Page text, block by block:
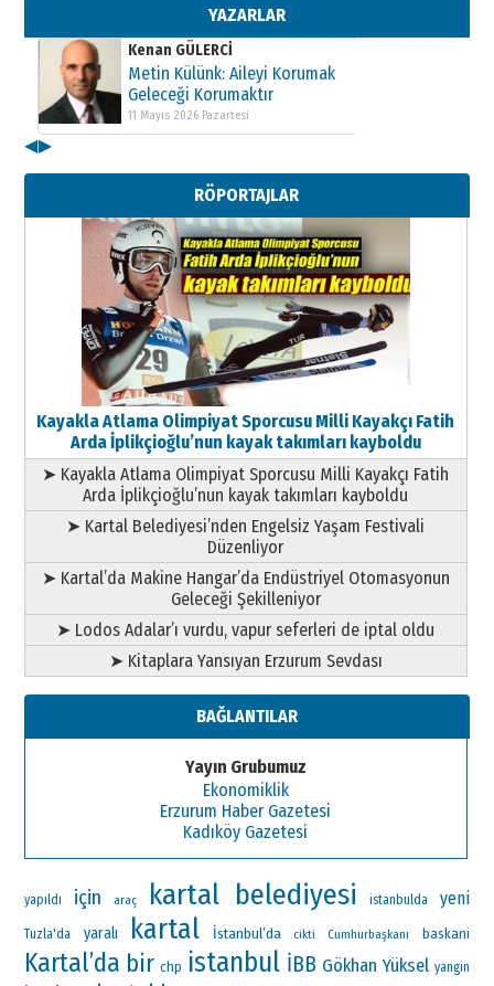
YAZARLAR
11 Mayıs 2026 Pazartesi
Kenan GÜLERCİ
Metin Külünk: Aileyi Korumak
Geleceği Korumaktır
11 Mayıs 2026 Pazartesi
Metin Külünk: Aileyi Korumak
Geleceği Korumaktır
11 Mayıs 2026 Pazartesi
◀▶
RÖPORTAJLAR
Kayakla Atlama Olimpiyat Sporcusu Milli Kayakçı Fatih
Arda İplikçioğlu’nun kayak takımları kayboldu
➤ Kayakla Atlama Olimpiyat Sporcusu Milli Kayakçı Fatih
Arda İplikçioğlu’nun kayak takımları kayboldu
➤ Kartal Belediyesi’nden Engelsiz Yaşam Festivali
Düzenliyor
➤ Kartal’da Makine Hangar’da Endüstriyel Otomasyonun
Geleceği Şekilleniyor
➤ Lodos Adalar’ı vurdu, vapur seferleri de iptal oldu
➤ Kitaplara Yansıyan Erzurum Sevdası
BAĞLANTILAR
Yayın Grubumuz
Ekonomiklik
Erzurum Haber Gazetesi
Kadıköy Gazetesi
yapıldı için araç kartal belediyesi istanbulda yeni
Tuzla'da yaralı kartal İstanbul’da cikti Cumhurbaşkanı baskani
Kartal’da bir chp istanbul İBB Gökhan Yüksel yangin